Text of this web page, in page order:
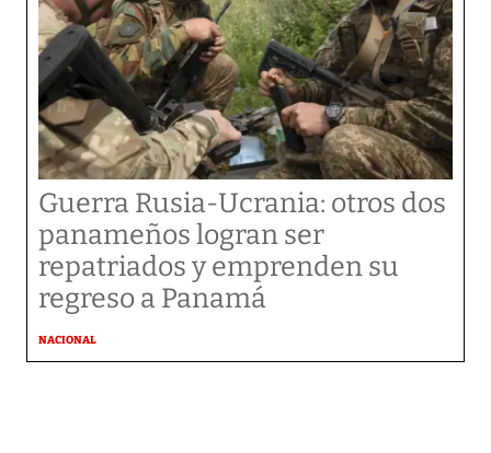
Guerra Rusia-Ucrania: otros dos
panameños logran ser
repatriados y emprenden su
regreso a Panamá
NACIONAL